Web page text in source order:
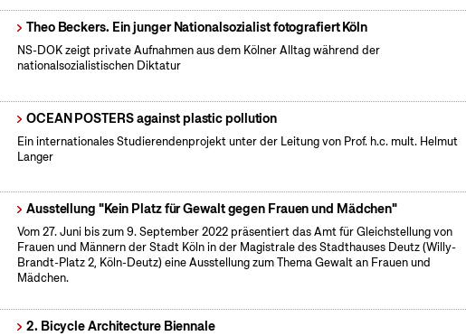
Theo Beckers. Ein junger Nationalsozialist fotografiert Köln
NS-DOK zeigt private Aufnahmen aus dem Kölner Alltag während der
nationalsozialistischen Diktatur
OCEAN POSTERS against plastic pollution
Ein internationales Studierendenprojekt unter der Leitung von Prof. h.c. mult. Helmut
Langer
Ausstellung "Kein Platz für Gewalt gegen Frauen und Mädchen"
Vom 27. Juni bis zum 9. September 2022 präsentiert das Amt für Gleichstellung von
Frauen und Männern der Stadt Köln in der Magistrale des Stadthauses Deutz (Willy-
Brandt-Platz 2, Köln-Deutz) eine Ausstellung zum Thema Gewalt an Frauen und
Mädchen.
2. Bicycle Architecture Biennale